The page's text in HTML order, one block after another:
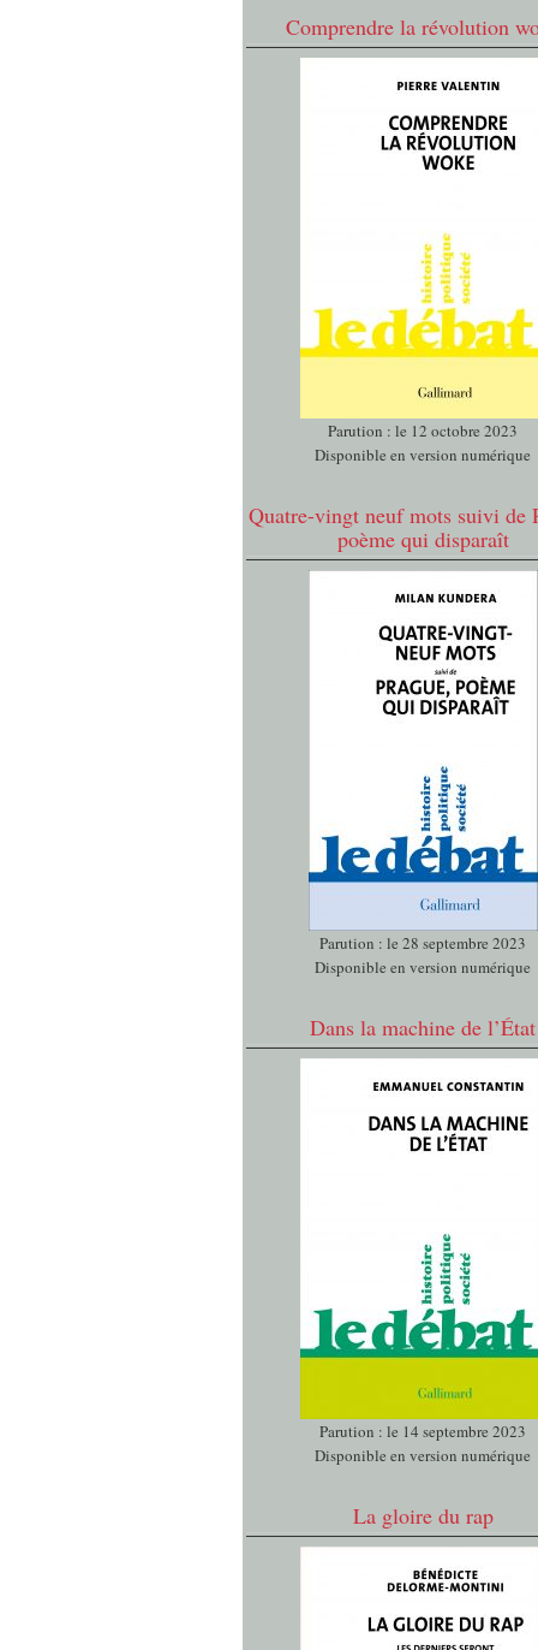
Comprendre la révolution
Parution : le 12 octobre 2023
Disponible en version numérique
Quatre-vingt neuf mots suivi de
poème qui disparaît
Parution : le 28 septembre 2023
Disponible en version numérique
Dans la machine de l’État
Parution : le 14 septembre 2023
Disponible en version numérique
La gloire du rap